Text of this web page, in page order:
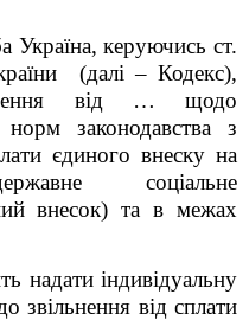
Україна, керуючись ст.
(далі – Кодекс),
від … щодо
норм законодавства з
єдиного внеску на
соціальне
внесок) та в межах
надати індивідуальну
звільнення від сплати